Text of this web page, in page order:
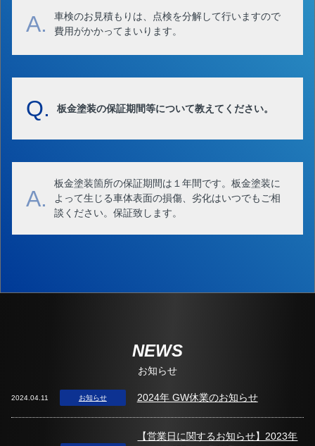
A.
車検のお見積もりは、点検を分解して行いますので
費用がかかってまいります。
Q. 板金塗装の保証期間等について教えてください。
A.
板金塗装箇所の保証期間は１年間です。板金塗装に
よって生じる車体表面の損傷、劣化はいつでもご相
談ください。保証致します。
NEWS
お知らせ
2024.04.11 お知らせ 2024年 GW休業のお知らせ
【営業日に関するお知らせ】2023年